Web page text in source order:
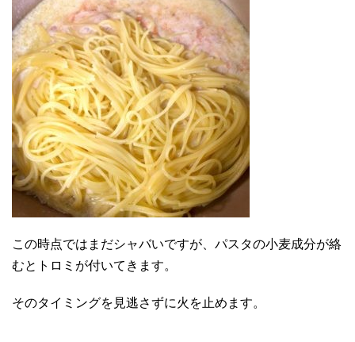
この時点ではまだシャバいですが、パスタの小麦成分が絡
むとトロミが付いてきます。
そのタイミングを見逃さずに火を止めます。